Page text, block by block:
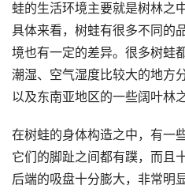
蛙的生活环境主要就是树林之
具体来看，树蛙有很多不同的
境也有一定的差异。很多树蛙
潮湿、空气湿度比较大的地方
以及东南亚地区的一些阔叶林
在树蛙的身体构造之中，有一
它们的脚趾之间都有蹼，而且
后端的吸盘十分膨大，非常明